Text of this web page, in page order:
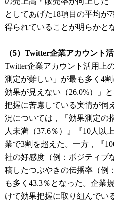
としてあげた18項目の平均が
得られていることが明らかと
（5）Twitter企業アカウント
Twitter企業アカウント活用上
測定が難しい」が最も多く4
効果が見えない（26.0%）」
把握に苦慮している実情が伺
況については，「効果測定の
人未満（37.6％）』『10人以
業で3割を超えた。一方，『
社の好感度（例：ポジティブ
稿したつぶやきの伝播率（例
も多く43.3％となった。企業
けて効果把握に取り組んでい